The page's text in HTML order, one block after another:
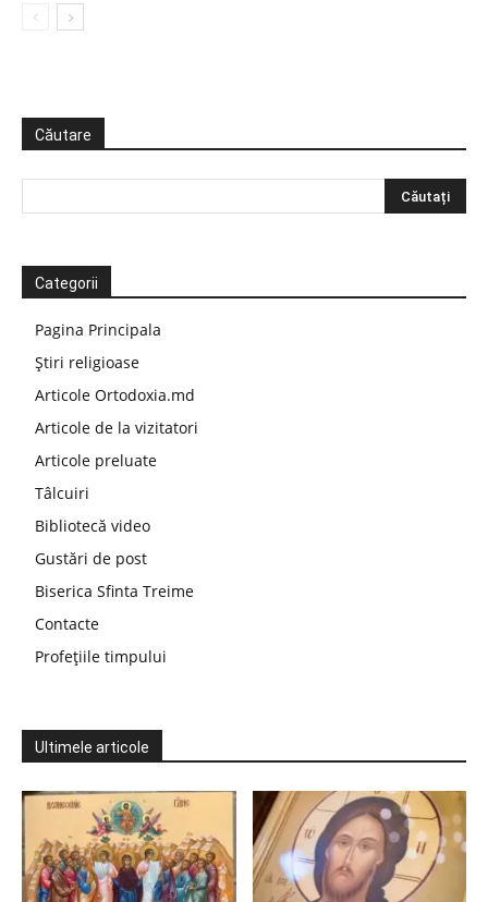
Căutare
Categorii
Pagina Principala
Știri religioase
Articole Ortodoxia.md
Articole de la vizitatori
Articole preluate
Tâlcuiri
Bibliotecă video
Gustări de post
Biserica Sfinta Treime
Contacte
Profețiile timpului
Ultimele articole